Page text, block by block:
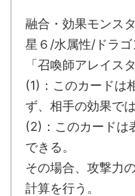
融合・効果モンス
星６/水属性/ドラ
「召喚師アレイス
(1)：このカードは
ず、相手の効果で
(2)：このカードは
できる。
その場合、攻撃力
計算を行う。